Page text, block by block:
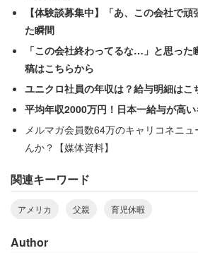
【体験談募集中】「あ、この会社で
た瞬間
「この会社終わってるな…」と思っ
稿はこちらから
ユニクロ社員の年収は？給与明細はこ
平均年収2000万円！日本一給与が高
メルマガ会員数64万のキャリコネニ
んか？【媒体資料】
関連キーワード
アメリカ 父親 育児休暇
Author